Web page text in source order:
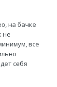
на бачке
не
все
себя